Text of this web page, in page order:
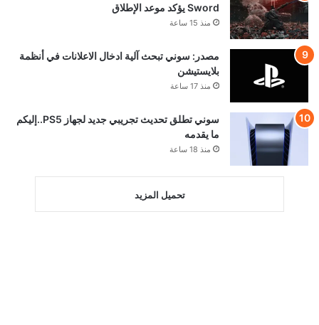
Sword يؤكد موعد الإطلاق
منذ 15 ساعة
مصدر: سوني تبحث آلية ادخال الاعلانات في أنظمة
بلايستيشن
منذ 17 ساعة
سوني تطلق تحديث تجريبي جديد لجهاز PS5..إليكم
ما يقدمه
منذ 18 ساعة
تحميل المزيد